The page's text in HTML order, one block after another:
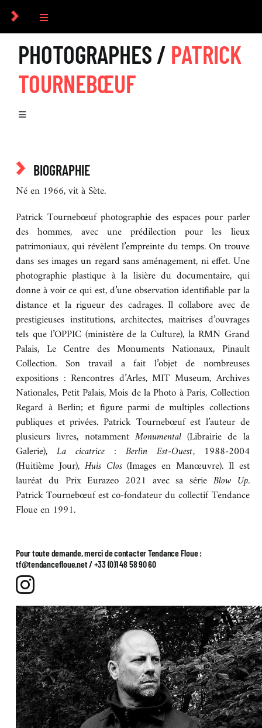
Passer
contenu
Toggle
Navigation
COLLECTIF
PHOTOGRAPHES
CULTUREL
RECHERCHE D’IMAGES
BOUTIQUE
CONTACT
PHOTOGRAPHES / PATRICK
TOURNEBŒUF
Toggle
EXPOSITIONS
LIVRES
REVUE DE PRESSE
BIOGRAPHIE
Né en 1966, vit à Sète.
Patrick Tournebœuf photographie des espaces pour parler
des hommes, avec une prédilection pour les lieux
patrimoniaux, qui révèlent l’empreinte du temps. On trouve
dans ses images un regard sans aménagement, ni effet. Une
photographie plastique à la lisière du documentaire, qui
donne à voir ce qui est, d’une observation identifiable par la
distance et la rigueur des cadrages. Il collabore avec de
prestigieuses institutions, architectes, maitrises d’ouvrages
tels que l’OPPIC (ministère de la Culture), la RMN Grand
Palais, Le Centre des Monuments Nationaux, Pinault
Collection. Son travail a fait l’objet de nombreuses
expositions : Rencontres d’Arles, MIT Museum, Archives
Nationales, Petit Palais, Mois de la Photo à Paris, Collection
Regard à Berlin; et figure parmi de multiples collections
publiques et privées. Patrick Tournebœuf est l’auteur de
plusieurs livres, notammentMonumental(Librairie de la
Galerie),La cicatrice : Berlin Est-Ouest, 1988-2004
(Huitième Jour), Huis Clos(Images en Manœuvre). Il est
lauréat du Prix Eurazeo 2021 avec sa série Blow Up.
Patrick Tournebœuf est co-fondateur du collectif Tendance
Floue en 1991.
Pour toute demande, merci de contacter Tendance Floue :
tf@tendancefloue.net / +33 (0)1 48 58 90 60